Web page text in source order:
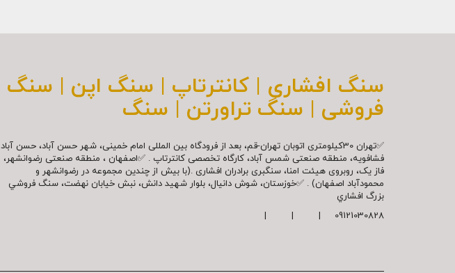
سنگ افشاری | کانترتاپ | سنگ اپن | سنگ
فروشی | سنگ تراورتن | سنگ
✅تهران 30کیلومتری اتوبان تهران-قم، بعد از فرودگاه بین المللی امام خمینی، شهر حسن آباد، حسن آباد
فشافویه، منطقه صنعتی شمس آباد، کارگاه تخصصی کانترتاپ . ✅اصفهان ، منطقه صنعتی رضوانشهر،
فاز یک، روبروی هیئت امنا، سنگبری برادران افشاری .(با بیش از چندین مجموعه در رضوانشهر و
محمودآباد اصفهان) . ✅خوزستان، شوش دانیال، بلوار شهيد دانش، نبش خیابان نهضت، سنگ فروشي
بزرگ افشاري
09121030828 | | |